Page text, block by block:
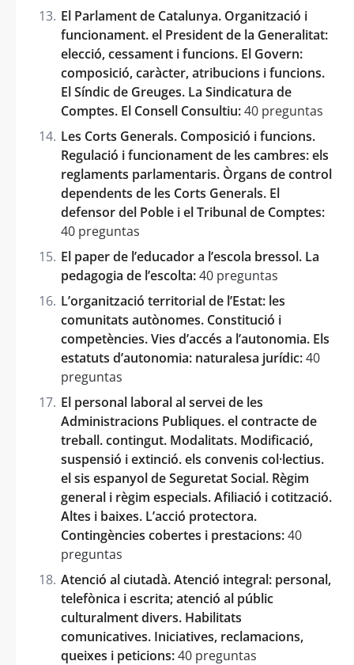
El Parlament de Catalunya. Organització i
funcionament. el President de la Generalitat:
elecció, cessament i funcions. El Govern:
composició, caràcter, atribucions i funcions.
El Síndic de Greuges. La Sindicatura de
Comptes. El Consell Consultiu:40 preguntas
Les Corts Generals. Composició i funcions.
Regulació i funcionament de les cambres: els
reglaments parlamentaris. Òrgans de control
dependents de les Corts Generals. El
defensor del Poble i el Tribunal de Comptes:
40 preguntas
El paper de l’educador a l’escola bressol. La
pedagogia de l’escolta:40 preguntas
L’organització territorial de l’Estat: les
comunitats autònomes. Constitució i
competències. Vies d’accés a l’autonomia. Els
estatuts d’autonomia: naturalesa jurídic:40
preguntas
El personal laboral al servei de les
Administracions Publiques. el contracte de
treball. contingut. Modalitats. Modificació,
suspensió i extinció. els convenis col·lectius.
el sis espanyol de Seguretat Social. Règim
general i règim especials. Afiliació i cotització.
Altes i baixes. L’acció protectora.
Contingències cobertes i prestacions:40
preguntas
Atenció al ciutadà. Atenció integral: personal,
telefònica i escrita; atenció al públic
culturalment divers. Habilitats
comunicatives. Iniciatives, reclamacions,
queixes i peticions:40 preguntas